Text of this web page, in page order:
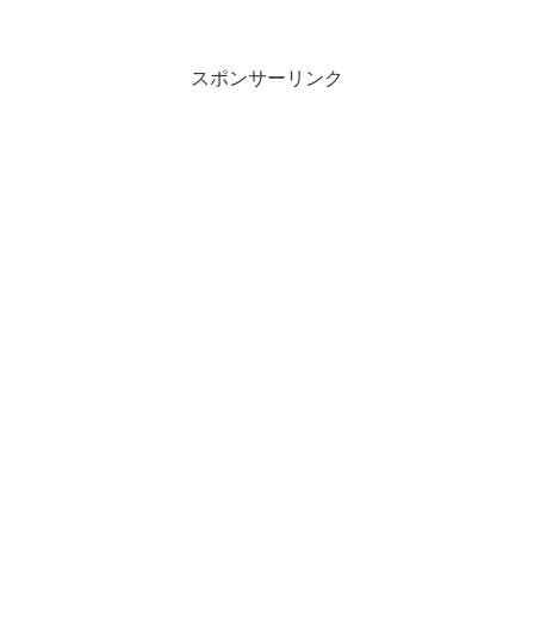
スポンサーリンク